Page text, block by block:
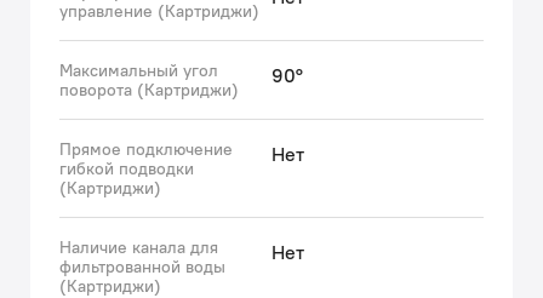
управление (Картриджи)
Максимальный угол
поворота (Картриджи)
90°
Прямое подключение
гибкой подводки
(Картриджи)
Нет
Наличие канала для
фильтрованной воды
(Картриджи)
Нет